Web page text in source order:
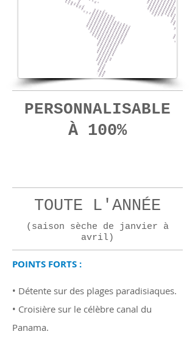
PERSONNALISABLE
À 100%
TOUTE L'ANNÉE
(saison sèche de janvier à
avril)
POINTS FORTS :
• Détente sur des plages paradisiaques.
• Croisière sur le célèbre canal du
Panama.